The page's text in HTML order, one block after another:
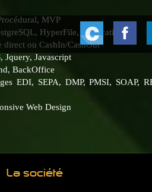
MVP
HyperFile, Replication...
direct ou CashIn/CashOut
Jquery, Javascript
BackOffice
EDI, SEPA, DMP, PMSI, SOAP,
Web Design
La société